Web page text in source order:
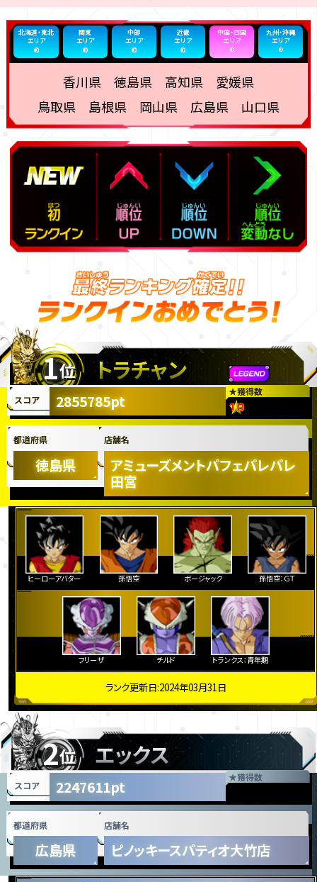
北海道・東北
エリア
関東
エリア
中部
エリア
近畿
エリア
中国・四国
エリア
九州・沖縄
エリア
香川県 徳島県 高知県 愛媛県
鳥取県 島根県 岡山県 広島県 山口県
1位 トラチャン
★獲得数
スコア 2855785pt
都道府県
徳島県
店舗名
アミューズメントパフェパレパレ
田宮
ヒーローアバター 孫悟空 ボージャック 孫悟空：ＧＴ
フリーザ チルド トランクス：青年期
ランク更新日:2024年03月31日
2位 エックス
★獲得数
スコア 2247611pt
都道府県
広島県
店舗名
ピノッキースパティオ大竹店